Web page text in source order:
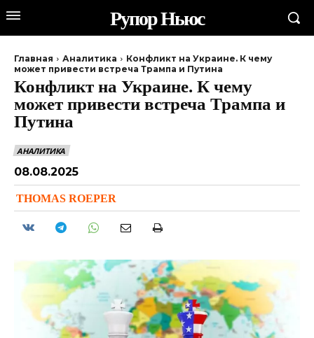
Рупор Ньюс
Главная Аналитика
Конфликт на Украине. К чему
может привести встреча Трампа и Путина
Конфликт на Украине. К чему
может привести встреча Трампа и
Путина
АНАЛИТИКА
08.08.2025
THOMAS ROEPER